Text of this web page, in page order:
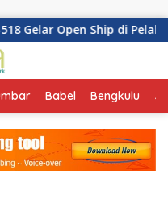
Open Ship di
Babel Bengkulu